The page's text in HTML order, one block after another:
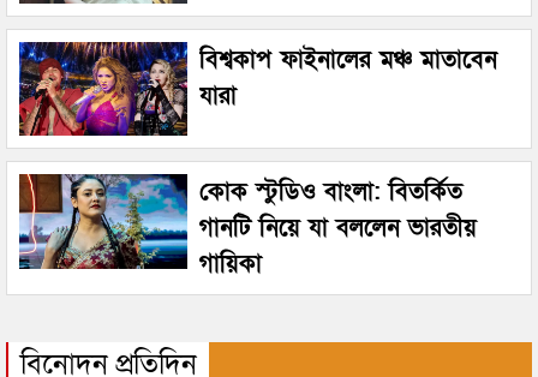
বিশ্বকাপ ফাইনালের মঞ্চ মাতাবেন
যারা
কোক স্টুডিও বাংলা: বিতর্কিত
গানটি নিয়ে যা বললেন ভারতীয়
গায়িকা
বিনোদন প্রতিদিন